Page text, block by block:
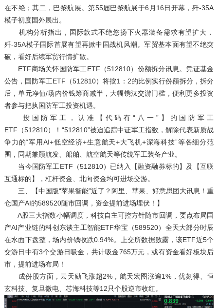
在不绝；其二，巴黎航展。第55届巴黎航展于6月16日开幕，歼-35A
模子初度国外展出。
机构分析指出，国际款式不绝悠扬下火器装备需求有望扩大，
歼-35A模子国际首展有望再掀中国战机风潮。军贸基本面有望不绝突
破，看好后续军贸行情扩散。
ETF商场关怀国防军工ETF（512810）份额拆分讯息。凭证基金
公告，国防军工ETF（512810）将按1：2的比例实行份额拆分，拆分
后，单元净值/场内价钱筹商减半，大幅镌汰交游门槛，便利更多投资
者参与把执国防军工投资机遇。
投国防军工，认准【代码有“八一”】的国防军工
ETF（512810）！“512810”被迫追踪中证军工指数，解除代表新质战
争力的“军用AI+低空经济+生意航天+大飞机+深海科技”等各细分范
围，同期兼顾航发、船舶、航空航天等传统军工装备产业。
当今国防军工ETF（512810）已纳入【融资融券标的】及【互联
互通标的】，杠杆资金、北向资金均可进场交游。
三、【中国版“苹果智能”近了？阿里、苹果、好意思团大讯息！重
仓国产AI的589520随市回调，资金提前进场埋伏！】
A股三大指数小幅调度，科技自主可控方针随市回调，要点布局国
产AI产业链的科创东谈主工智能ETF华宝（589520）全天大部分时辰
在水面下盘整，场内价钱收跌0.94%。上交所数据败露，该ETF近5个
交游日中有3个交游日吸金，共计吸金765万元，或有资金看好板块后
市，提前进场布局！
成份股方面，云天励飞涨超2%，航天宏图涨逾1%，优刻得、恒
玄科技、复旦微电、芯海科技等12只个股逆市收红。